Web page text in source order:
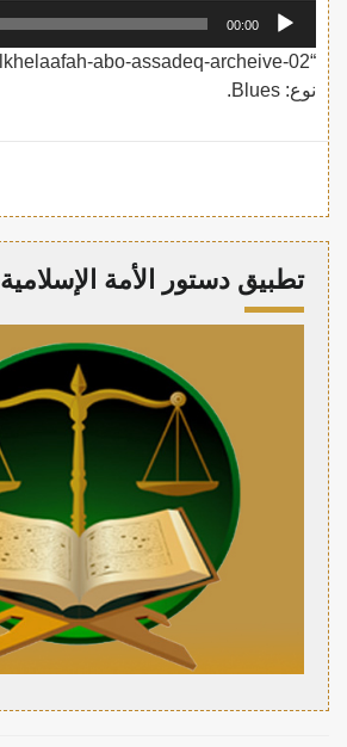
مشغل
00:00
نوع: Blues.
تطبيق دستور الأمة الإسلامية